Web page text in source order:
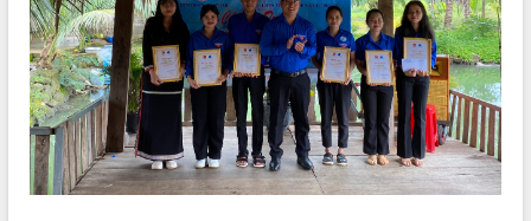
VĂN BẢN HĐND TỈNH
ĐIỂM TIN VĂN BẢN
QUY HOẠCH - KẾ HOẠCH